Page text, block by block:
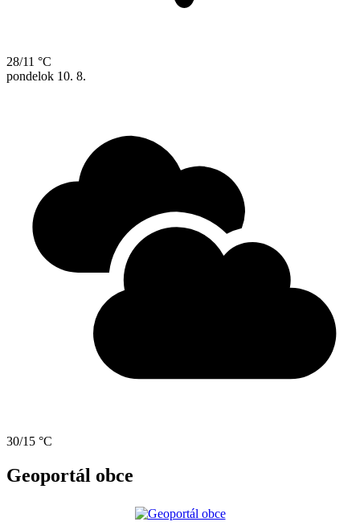
28/11 °C
pondelok 10. 8.
30/15 °C
Geoportál obce